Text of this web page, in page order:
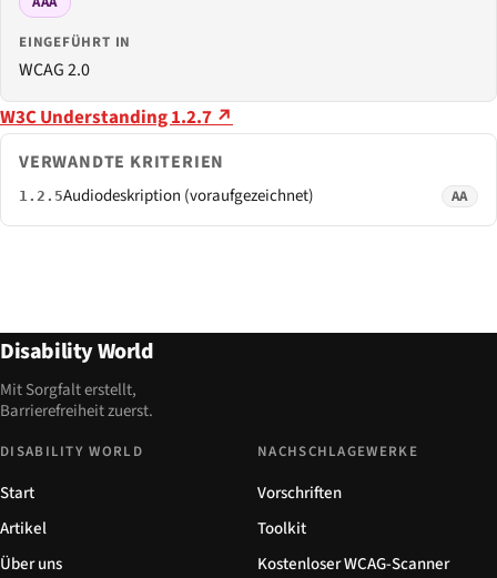
EINGEFÜHRT IN
WCAG 2.0
W3C Understanding 1.2.7 ↗
VERWANDTE KRITERIEN
1.2.5Audiodeskription (voraufgezeichnet) AA
Disability World
Mit Sorgfalt erstellt,
Barrierefreiheit zuerst.
DISABILITY WORLD
Start
Artikel
Über uns
NACHSCHLAGEWERKE
Vorschriften
Toolkit
Kostenloser WCAG-Scanner